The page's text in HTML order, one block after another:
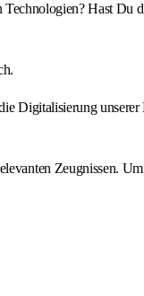
Hast Du
Digitalisierung
Zeugnissen.